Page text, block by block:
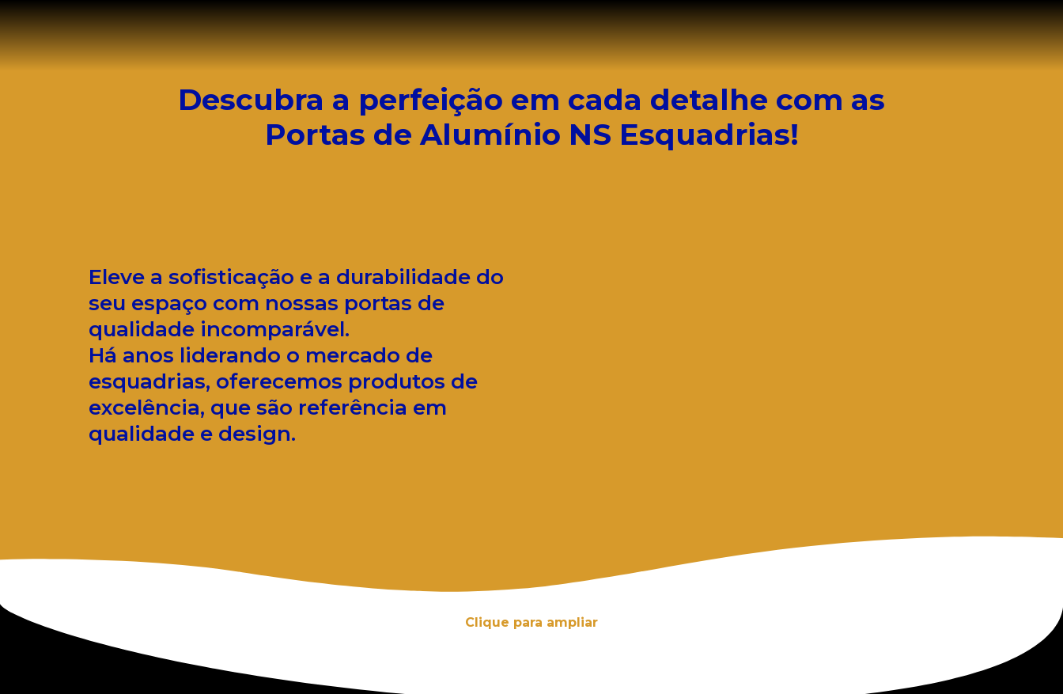
Descubra a perfeição em cada detalhe com as
Portas de Alumínio NS Esquadrias!
Eleve a sofisticação e a durabilidade do
seu espaço com nossas portas de
qualidade incomparável.
Há anos liderando o mercado de
esquadrias, oferecemos produtos de
excelência, que são referência em
qualidade e design.
Clique para ampliar